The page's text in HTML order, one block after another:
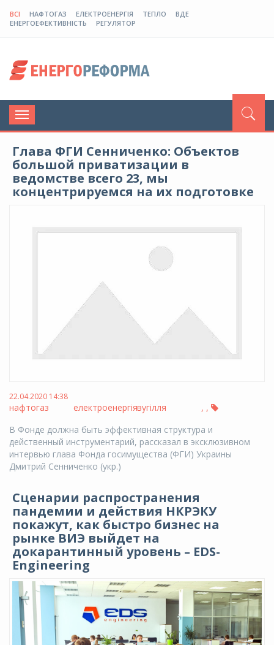
ВСІ НАФТОГАЗ ЕЛЕКТРОЕНЕРГІЯ ТЕПЛО
ВДЕ
ЕНЕРГОЕФЕКТИВНІСТЬ
РЕГУЛЯТОР
Toggle
navigation
Глава ФГИ Сенниченко: Объектов
большой приватизации в
ведомстве всего 23, мы
концентрируемся на их подготовке
22.04.2020 14:38
нафтогаз ,
електроенергія ,
вугілля
В Фонде должна быть эффективная структура и
действенный инструментарий, рассказал в эксклюзивном
интервью глава Фонда госимущества (ФГИ) Украины
Дмитрий Сенниченко (укр.)
Сценарии распространения
пандемии и действия НКРЭКУ
покажут, как быстро бизнес на
рынке ВИЭ выйдет на
докарантинный уровень – EDS-
Engineering